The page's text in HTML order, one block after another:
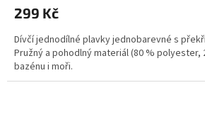
299 Kč
Dívčí jednodílné plavky jednobarevné s
Pružný a pohodlný materiál (80 % polyester,
bazénu i moři.